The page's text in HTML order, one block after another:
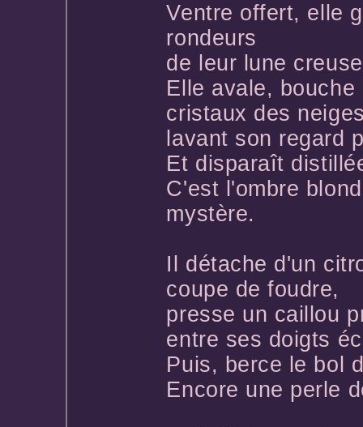
Ventre offert, elle
rondeurs
de leur lune creuse
Elle avale,
cristaux des
lavant son regard
Et disparaît
C'est l'ombre
mystère.
Il détache d'un
coupe de foudre,
presse un caillou
entre ses doigts
Puis, berce le bol
Encore une perle